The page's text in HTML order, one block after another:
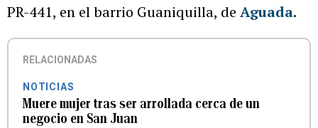
PR-441, en el barrio Guaniquilla, de Aguada.
RELACIONADAS
NOTICIAS
Muere mujer tras ser arrollada cerca de un
negocio en San Juan